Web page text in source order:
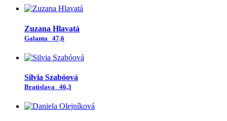
Zuzana Hlavatá
Galanta 47,6
Silvia Szabóová
Bratislava 46,3